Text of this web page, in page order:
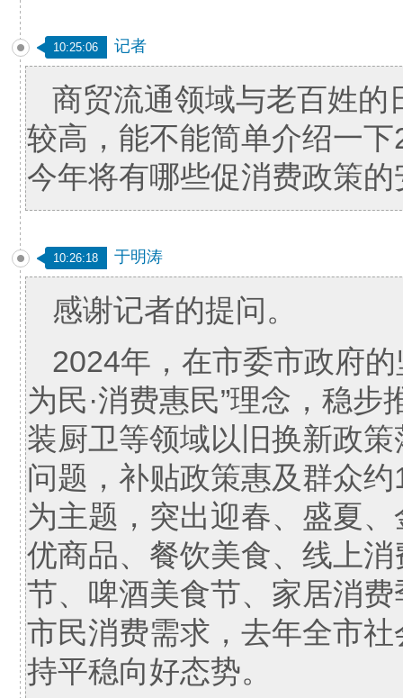
10:25:06 记者
商贸流通领域与老百姓的
较高，能不能简单介绍一
今年将有哪些促消费政策的
10:26:18 于明涛
感谢记者的提问。
2024年，在市委市政府
为民·消费惠民”理念，稳
装厨卫等领域以旧换新政
问题，补贴政策惠及群众约
为主题，突出迎春、盛夏
优商品、餐饮美食、线上
节、啤酒美食节、家居消
市民消费需求，去年全市
持平稳向好态势。